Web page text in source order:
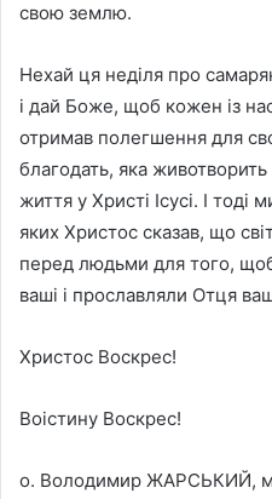
свою землю.
Нехай ця неділя про
і дай Боже, щоб кожен із
отримав полегшення для
благодать, яка
життя у Христі Ісусі. І
яких Христос сказав, що
перед людьми для того,
ваші і прославляли Отця
Христос Воскрес!
Воістину Воскрес!
о. Володимир ЖАРСЬКИЙ,